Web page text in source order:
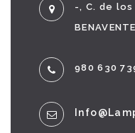
-, C. de
980 630